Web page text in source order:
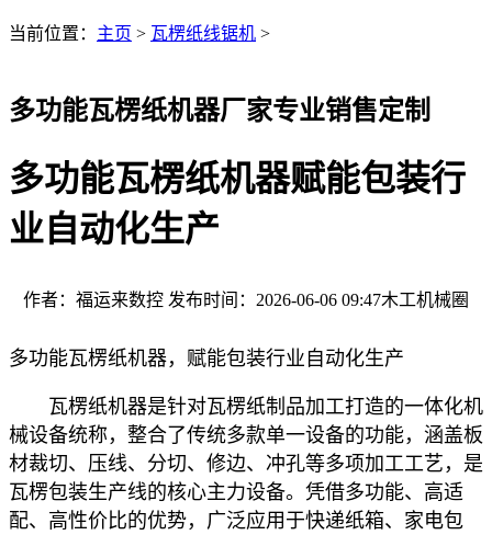
当前位置： 主页 > 瓦楞纸线锯机 >
多功能瓦楞纸机器厂家专业销售定制
多功能瓦楞纸机器赋能包装行
业自动化生产
作者：福运来数控 发布时间：2026-06-06 09:47木工机械圈
多功能瓦楞纸机器，赋能包装行业自动化生产
瓦楞纸机器是针对瓦楞纸制品加工打造的一体化机
械设备统称，整合了传统多款单一设备的功能，涵盖板
材裁切、压线、分切、修边、冲孔等多项加工工艺，是
瓦楞包装生产线的核心主力设备。凭借多功能、高适
配、高性价比的优势，广泛应用于快递纸箱、家电包